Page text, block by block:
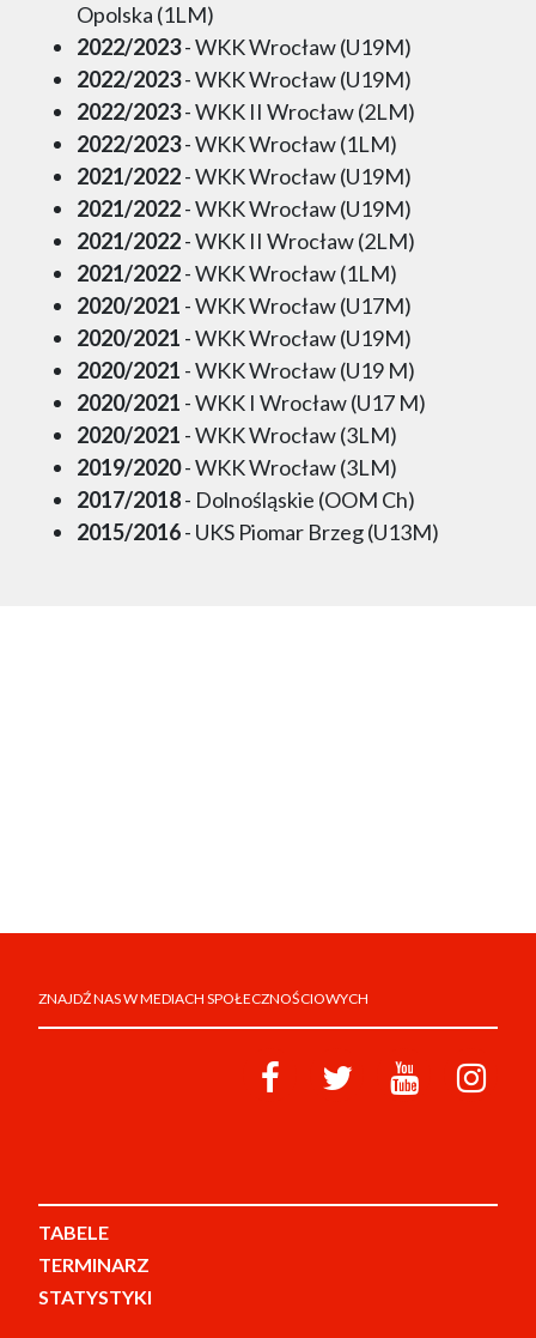
Opolska (1LM)
2022/2023- WKK Wrocław (U19M)
2022/2023- WKK Wrocław (U19M)
2022/2023- WKK II Wrocław (2LM)
2022/2023- WKK Wrocław (1LM)
2021/2022- WKK Wrocław (U19M)
2021/2022- WKK Wrocław (U19M)
2021/2022- WKK II Wrocław (2LM)
2021/2022- WKK Wrocław (1LM)
2020/2021 - WKK Wrocław (U17M)
2020/2021 - WKK Wrocław (U19M)
2020/2021 - WKK Wrocław (U19 M)
2020/2021 - WKK I Wrocław (U17 M)
2020/2021 - WKK Wrocław (3LM)
2019/2020- WKK Wrocław (3LM)
2017/2018- Dolnośląskie (OOM Ch)
2015/2016- UKS Piomar Brzeg (U13M)
ZNAJDŹ NAS W MEDIACH SPOŁECZNOŚCIOWYCH
TABELE
TERMINARZ
STATYSTYKI